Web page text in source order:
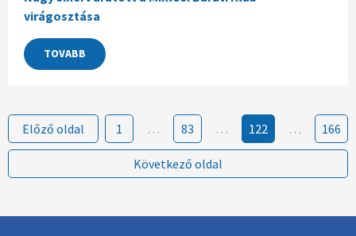
virágosztása
TOVABB
Előző oldal 1 … 83 … 122 … 166
Következő oldal